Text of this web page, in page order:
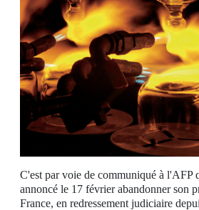
C'est par voie de communiqué à l'AFP
annoncé le 17 février abandonner son
France, en redressement judiciaire